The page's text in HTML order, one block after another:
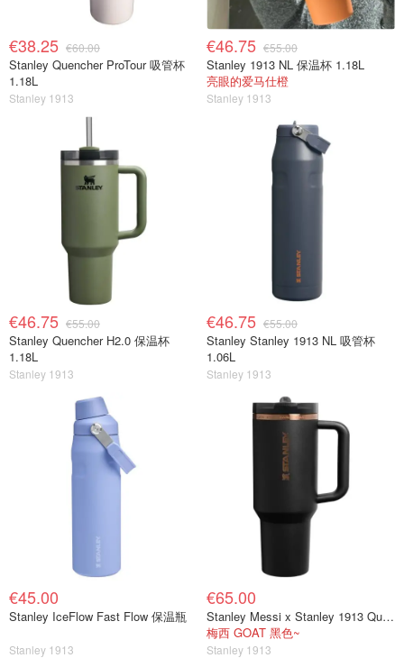
€38.25 €60.00
Stanley Quencher ProTour 吸管杯
1.18L
Stanley 1913
€46.75 €55.00
Stanley 1913 NL 保温杯 1.18L
亮眼的爱马仕橙
Stanley 1913
€46.75 €55.00
Stanley Quencher H2.0 保温杯
1.18L
Stanley 1913
€46.75 €55.00
Stanley Stanley 1913 NL 吸管杯
1.06L
Stanley 1913
€45.00
Stanley IceFlow Fast Flow 保温瓶
Stanley 1913
€65.00
Stanley Messi x Stanley 1913 Quencher® ProTour 翻盖吸管杯 | 1.18升
梅西 GOAT 黑色~
Stanley 1913